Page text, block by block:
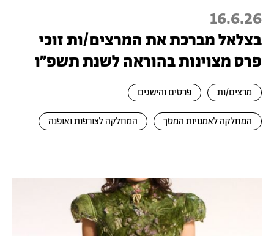
16.6.26
בצלאל מברכת את המרצים/ות זוכי
פרס מצוינות בהוראה לשנת תשפ״ו
מרצים/ות פרסים והישגים
המחלקה לאמנויות המסך המחלקה לצורפות ואופנה